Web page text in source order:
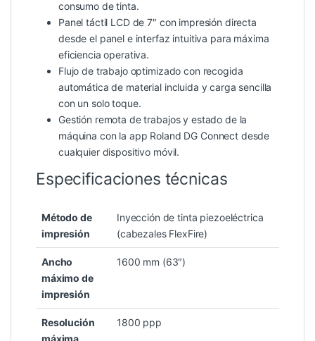
consumo de tinta.
Panel táctil LCD de 7″ con impresión directa
desde el panel e interfaz intuitiva para máxima
eficiencia operativa.
Flujo de trabajo optimizado con recogida
automática de material incluida y carga sencilla
con un solo toque.
Gestión remota de trabajos y estado de la
máquina con la app Roland DG Connect desde
cualquier dispositivo móvil.
Especificaciones técnicas
Método de
impresión
Inyección de tinta piezoeléctrica
(cabezales FlexFire)
Ancho
máximo de
impresión
1600 mm (63″)
Resolución
máxima
1800 ppp